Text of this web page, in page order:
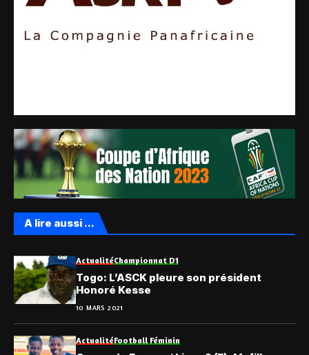
A lire aussi ...
ActualitéChampionnat D1
Togo: L’ASCK pleure son président
Honoré Kesse
10 MARS 2021
ActualitéFootball Féminin